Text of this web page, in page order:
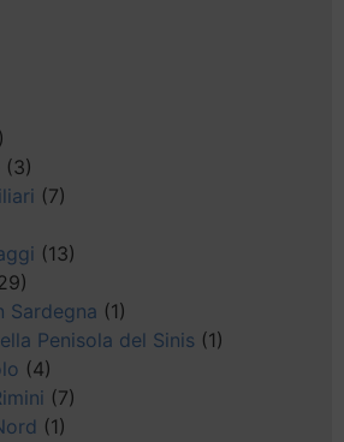
(3)
(7)
(13)
Sardegna (1)
Penisola del Sinis (1)
(4)
(7)
(1)